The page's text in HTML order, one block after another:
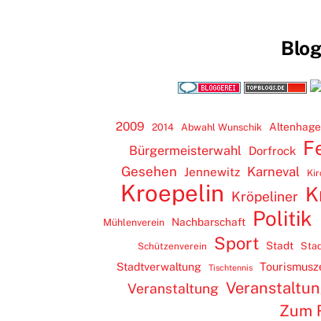
2009 2014 Abwahl Wunschik
Bürgermeisterwahl
Dorfrock
Gesehen Jennewitz Karneval
Kroepelin Kröpeliner
Mühlenverein Nachbarschaft Politik
Schützenverein Sport Stadt
Stadtverwaltung Tischtennis
Veranstaltung
Zum